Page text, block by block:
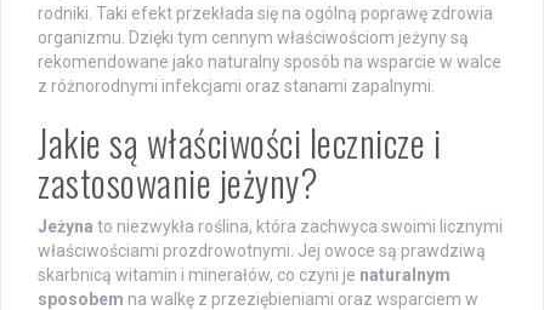
rodniki. Taki efekt przekłada się na ogólną poprawę zdrowia
organizmu. Dzięki tym cennym właściwościom jeżyny są
rekomendowane jako naturalny sposób na wsparcie w walce
z różnorodnymi infekcjami oraz stanami zapalnymi.
Jakie są właściwości lecznicze i
zastosowanie jeżyny?
Jeżyna to niezwykła roślina, która zachwyca swoimi licznymi
właściwościami prozdrowotnymi. Jej owoce są prawdziwą
skarbnicą witamin i minerałów, co czyni je naturalnym
sposobem na walkę z przeziębieniami oraz wsparciem w